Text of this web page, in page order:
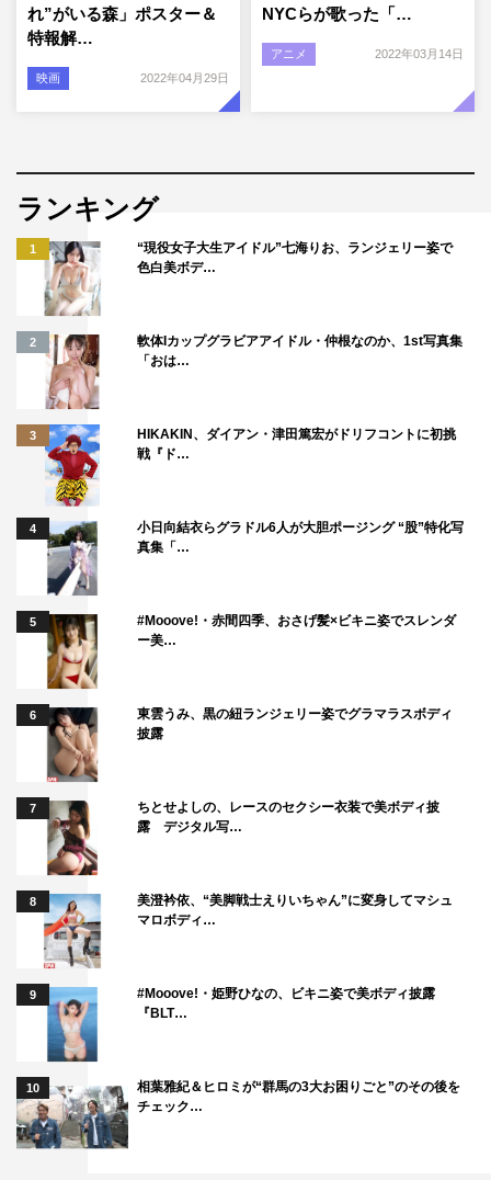
れ”がいる森」ポスター＆
特報解…
映画 2022年04月29日
NYCらが歌った「…
アニメ 2022年03月14日
ランキング
1
“現役女子大生アイドル”七海りお、ランジェリー姿で
色白美ボデ…
2
軟体Iカップグラビアアイドル・仲根なのか、1st写真集
「おは…
3
HIKAKIN、ダイアン・津田篤宏がドリフコントに初挑
戦『ド…
4
小日向結衣らグラドル6人が大胆ポージング “股”特化写
真集「…
5
#Mooove!・赤間四季、おさげ髪×ビキニ姿でスレンダ
ー美…
6
東雲うみ、黒の紐ランジェリー姿でグラマラスボディ
披露
7
ちとせよしの、レースのセクシー衣装で美ボディ披
露 デジタル写…
8
美澄衿依、“美脚戦士えりいちゃん”に変身してマシュ
マロボディ…
9
#Mooove!・姫野ひなの、ビキニ姿で美ボディ披露
『BLT…
10
相葉雅紀＆ヒロミが“群馬の3大お困りごと”のその後を
チェック…